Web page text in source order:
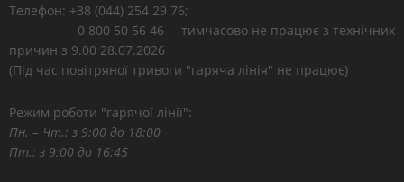
Телефон: +38 (044) 254 29 76;
0 800 50 56 46 – тимчасово не працює з технічних
причин з 9.00 28.07.2026
(Під час повітряної тривоги "гаряча лінія" не працює)
Режим роботи "гарячої лінії":
Пн. – Чт.: з 9:00 до 18:00
Пт.: з 9:00 до 16:45